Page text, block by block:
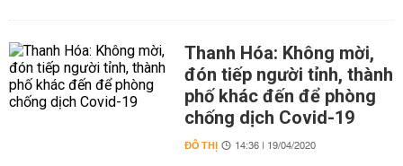
Thanh Hóa: Không mời,
đón tiếp người tỉnh, thành
phố khác đến để phòng
chống dịch Covid-19
ĐÔ THỊ 14:36 | 19/04/2020